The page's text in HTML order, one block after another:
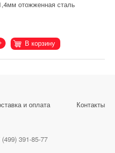
отожженная сталь
В корзину
и оплата Контакты
(499) 391-85-77